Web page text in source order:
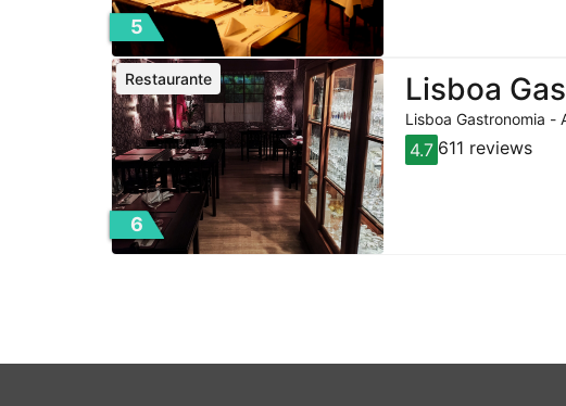
5
6
Lisboa
Restaurante
Lisboa Gastronomia -
4.7 611 reviews